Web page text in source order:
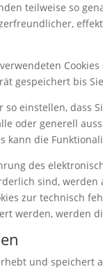
teilweise so
gespeichert bis
so einstellen, dass
oder generell
kann die
des
sind, werden
zur technisch
werden, werden
und speichert